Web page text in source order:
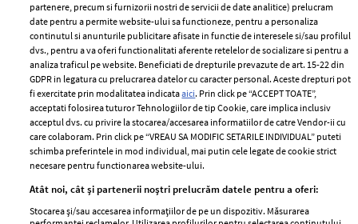
ELLE Style Awards
2024
Despre ELLE
Romania
Contact
Abonamente
Termeni si conditii
Politica de
confidențialitate
Politica de cookies
Publicitate
GSP
femei
partenere, precum si furnizorii nostri de servicii de date analitice) prelucram
date pentru a permite website-ului sa functioneze, pentru a personaliza
continutul si anunturile publicitare afisate in functie de interesele si/sau profilul
dvs., pentru a va oferi functionalitati aferente retelelor de socializare si pentru a
analiza traficul pe website. Beneficiati de drepturile prevazute de art. 15-22 din
GDPR in legatura cu prelucrarea datelor cu caracter personal. Aceste drepturi pot
fi exercitate prin modalitatea indicataaici. Prin click pe “ACCEPT TOATE”,
acceptati folosirea tuturor Tehnologiilor de tip Cookie, care implica inclusiv
acceptul dvs. cu privire la stocarea/accesarea informatiilor de catre Vendor-ii cu
care colaboram. Prin click pe “VREAU SA MODIFIC SETARILE INDIVIDUAL” puteti
schimba preferintele in mod individual, mai putin cele legate de cookie strict
necesare pentru functionarea website-ului.
Atât noi, cât și partenerii noștri prelucrăm datele pentru a oferi:
Stocarea și/sau accesarea informațiilor de pe un dispozitiv. Măsurarea